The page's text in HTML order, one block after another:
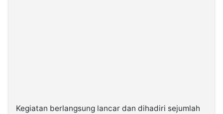
Kegiatan berlangsung lancar dan dihadiri sejumlah